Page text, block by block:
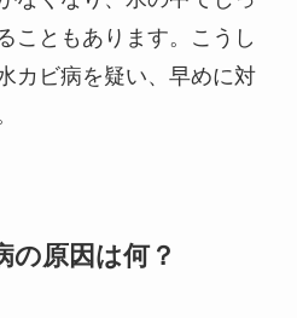
こともあります。こうし
カビ病を疑い、早めに対
の原因は何？